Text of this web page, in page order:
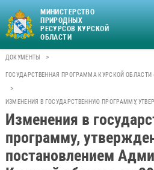
МИНИСТЕРСТВО
ПРИРОДНЫХ
РЕСУРСОВ КУРСКОЙ
ОБЛАСТИ
ДОКУМЕНТЫ >
ГОСУДАРСТВЕННАЯ ПРОГРАММА КУРСКОЙ
>
ИЗМЕНЕНИЯ В ГОСУДАРСТВЕННУЮ ПРОГРАММУ,
Изменения в
программу,
постановлением